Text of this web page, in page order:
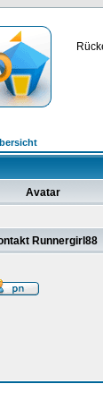
Avatar
Runnergirl88